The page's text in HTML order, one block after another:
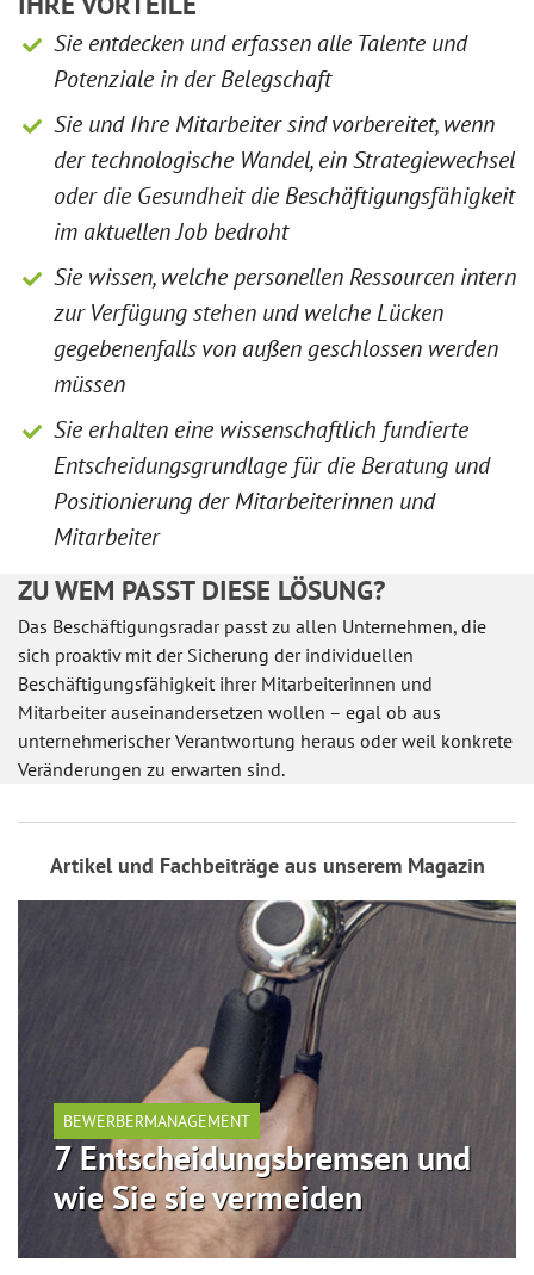
Sie entdecken und erfassen alle Talente und
Potenziale in der Belegschaft
Sie und Ihre Mitarbeiter sind vorbereitet, wenn
der technologische Wandel, ein Strategiewechsel
oder die Gesundheit die Beschäftigungsfähigkeit
im aktuellen Job bedroht
Sie wissen, welche personellen Ressourcen intern
zur Verfügung stehen und welche Lücken
gegebenenfalls von außen geschlossen werden
müssen
Sie erhalten eine wissenschaftlich fundierte
Entscheidungsgrundlage für die Beratung und
Positionierung der Mitarbeiterinnen und
Mitarbeiter
ZU WEM PASST DIESE LÖSUNG?
Das Beschäftigungsradar passt zu allen Unternehmen, die
sich proaktiv mit der Sicherung der individuellen
Beschäftigungsfähigkeit ihrer Mitarbeiterinnen und
Mitarbeiter auseinandersetzen wollen – egal ob aus
unternehmerischer Verantwortung heraus oder weil konkrete
Veränderungen zu erwarten sind.
Artikel und Fachbeiträge aus unserem Magazin
BEWERBERMANAGEMENT
7 Entscheidungsbremsen und
wie Sie sie vermeiden